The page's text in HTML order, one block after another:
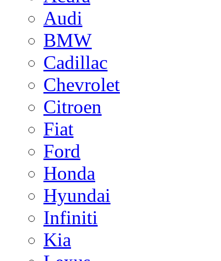
Audi
BMW
Cadillac
Chevrolet
Citroen
Fiat
Ford
Honda
Hyundai
Infiniti
Kia